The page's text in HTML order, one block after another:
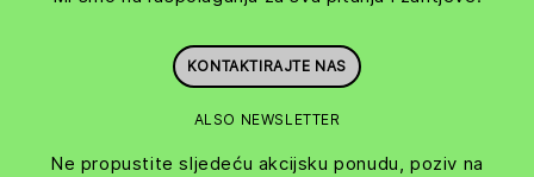
KONTAKTIRAJTE NAS
ALSO NEWSLETTER
Ne propustite sljedeću akcijsku ponudu, poziv na